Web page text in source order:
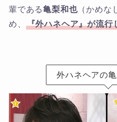
輩である亀梨和也（かめな
め、
『外ハネヘア』が流行
外ハネヘアの